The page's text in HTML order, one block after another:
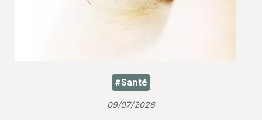
#Santé
09/07/2026